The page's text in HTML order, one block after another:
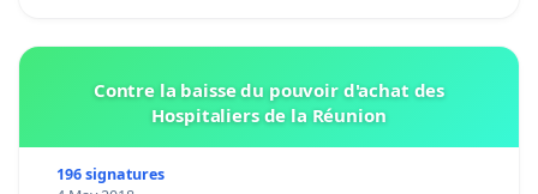
Contre la baisse du pouvoir d'achat des
Hospitaliers de la Réunion
196 signatures